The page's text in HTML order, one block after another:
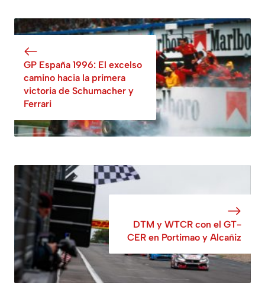
GP España 1996: El excelso
camino hacia la primera
victoria de Schumacher y
Ferrari
DTM y WTCR con el GT-
CER en Portimao y Alcañiz